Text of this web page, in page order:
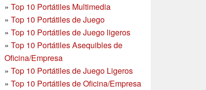
» Top 10 Portátiles Multimedia
» Top 10 Portátiles de Juego
» Top 10 Portátiles de Juego ligeros
» Top 10 Portátiles Asequibles de
Oficina/Empresa
» Top 10 Portátiles de Juego Ligeros
» Top 10 Portátiles de Oficina/Empresa